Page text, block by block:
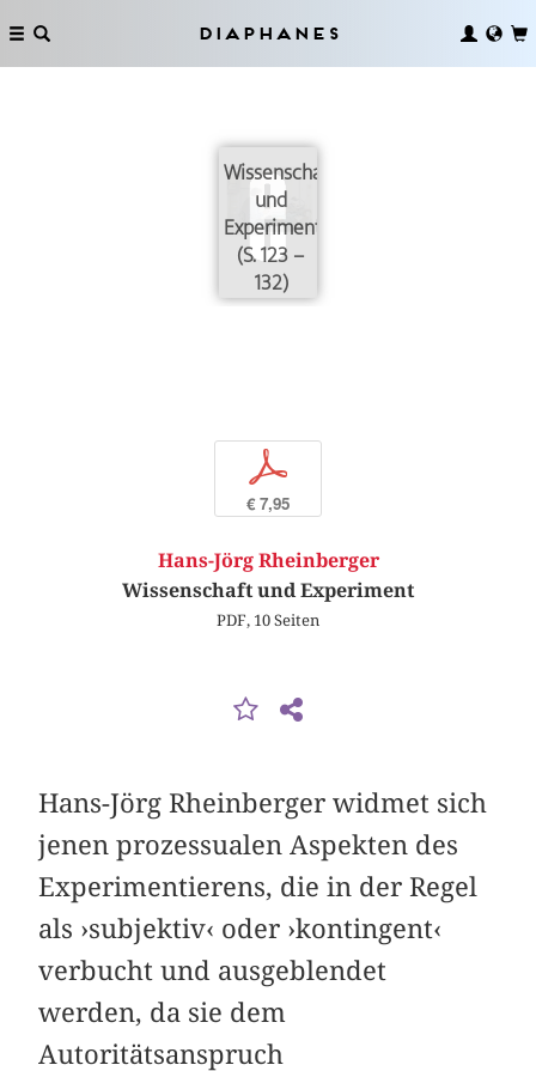
Diaphanes
Wissenschaft
und
Experiment
(S. 123 –
132)
p
€ 7,95
Hans-Jörg Rheinberger
Wissenschaft und Experiment
PDF, 10 Seiten
Hans-Jörg Rheinberger widmet sich
jenen prozessualen Aspekten des
Experimentierens, die in der Regel
als ›subjektiv‹ oder ›kontingent‹
verbucht und ausgeblendet
werden, da sie dem
Autoritätsanspruch